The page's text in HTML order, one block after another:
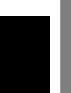
西特派週報)
The French